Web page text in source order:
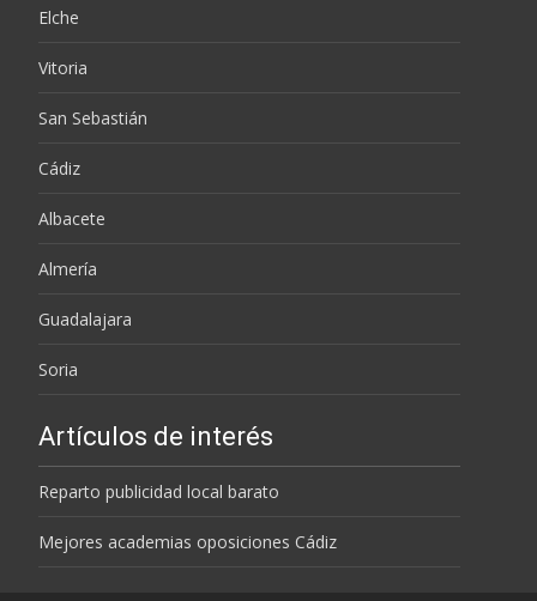
Elche
Vitoria
San Sebastián
Cádiz
Albacete
Almería
Guadalajara
Soria
Artículos de interés
Reparto publicidad local barato
Mejores academias oposiciones Cádiz